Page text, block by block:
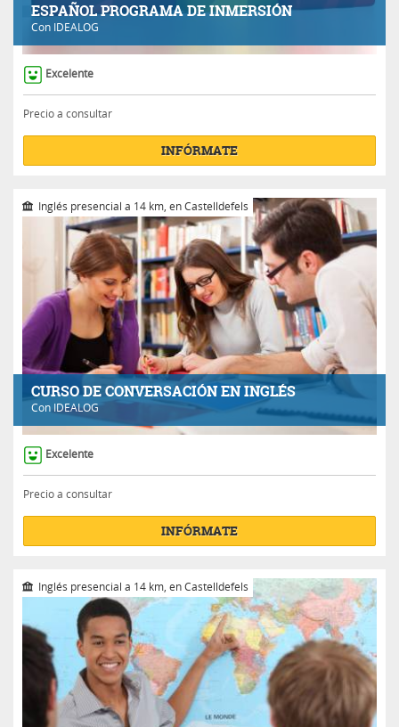
ESPAÑOL PROGRAMA DE INMERSIÓN
Con IDEALOG
Excelente
Precio a consultar
INFÓRMATE
CURSO DE CONVERSACIÓN EN INGLÉS
Con IDEALOG
Inglés presencial a 14 km, en Castelldefels
Excelente
Precio a consultar
INFÓRMATE
Inglés presencial a 14 km, en Castelldefels